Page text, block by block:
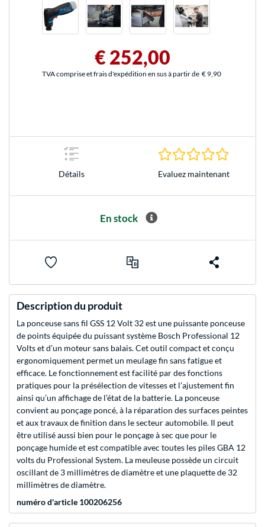
€ 252,00
TVA comprise et frais d'expédition en sus à partir de € 9,90
Détails Evaluez maintenant
En stock
Description du produit
La ponceuse sans fil GSS 12 Volt 32 est une puissante ponceuse
de points équipée du puissant système Bosch Professional 12
Volts et d’un moteur sans balais. Cet outil compact et conçu
ergonomiquement permet un meulage fin sans fatigue et
efficace. Le fonctionnement est facilité par des fonctions
pratiques pour la présélection de vitesses et l’ajustement fin
ainsi qu’un affichage de l’état de la batterie. La ponceuse
convient au ponçage poncé, à la réparation des surfaces peintes
et aux travaux de finition dans le secteur automobile. Il peut
être utilisé aussi bien pour le ponçage à sec que pour le
ponçage humide et est compatible avec toutes les piles GBA 12
volts du Professional System. La meuleuse possède un circuit
oscillant de 3 millimètres de diamètre et une plaquette de 32
millimètres de diamètre.
numéro d'article 100206256